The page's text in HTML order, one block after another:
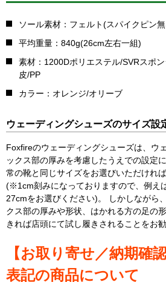
ソール素材：フェルト(スパイクピン
平均重量：840g(26cm左右一組)
素材：1200Dポリエステル/SVRスポ
皮/PP
カラー：オレンジ/オリーブ
ウェーディングシューズのサイズ設
Foxfireのウェーディングシューズは、ウ
ックス部の厚みを考慮したうえでの設定
常の靴と同じサイズをお選びいただけれ
(※1cm刻みになっておりますので、例え
27cmをお選びください)。 しかしながら
クス部の厚みや形状、はかれる方の足の
きれば店頭にて試し履きされることをお
【お取り寄せ／納期確
表記の商品について